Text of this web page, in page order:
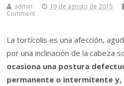
admin 19 de agosto de 2015
Comment
La tortícolis es una afección,
por una inclinación de la cabeza
ocasiona una postura
permanente o intermitente y,